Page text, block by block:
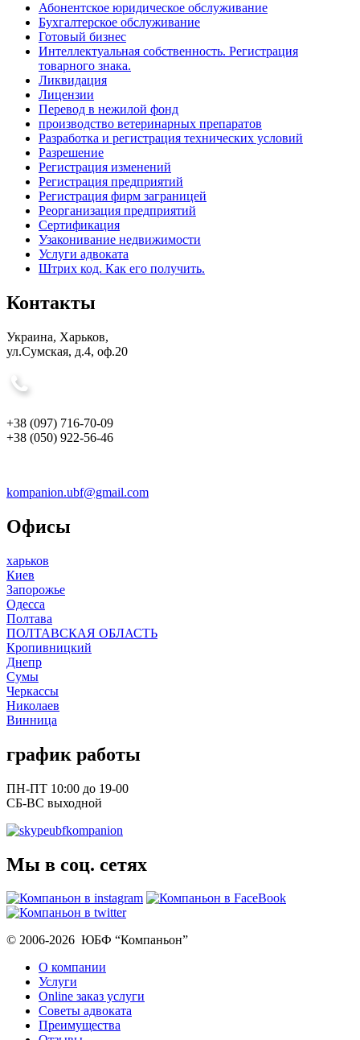
Абонентское юридическое обслуживание
Бухгалтерское обслуживание
Готовый бизнес
Интеллектуальная собственность. Регистрация
товарного знака.
Ликвидация
Лицензии
Перевод в нежилой фонд
производство ветеринарных препаратов
Разработка и регистрация технических условий
Разрешение
Регистрация изменений
Регистрация предприятий
Регистрация фирм заграницей
Реорганизация предприятий
Сертификация
Узаконивание недвижимости
Услуги адвоката
Штрих код. Как его получить.
Контакты
Украина, Харьков,
ул.Сумская, д.4, оф.20
+38 (097) 716-70-09
+38 (050) 922-56-46
kompanion.ubf@gmail.com
Офисы
харьков
Киев
Запорожье
Одесса
Полтава
ПОЛТАВСКАЯ ОБЛАСТЬ
Кропивницкий
Днепр
Сумы
Черкассы
Николаев
Винница
график работы
ПН-ПТ 10:00 до 19-00
СБ-ВС выходной
ubfkompanion
Мы в соц. сетях
© 2006-2026 ЮБФ “Компаньон”
О компании
Услуги
Online заказ услуги
Советы адвоката
Преимущества